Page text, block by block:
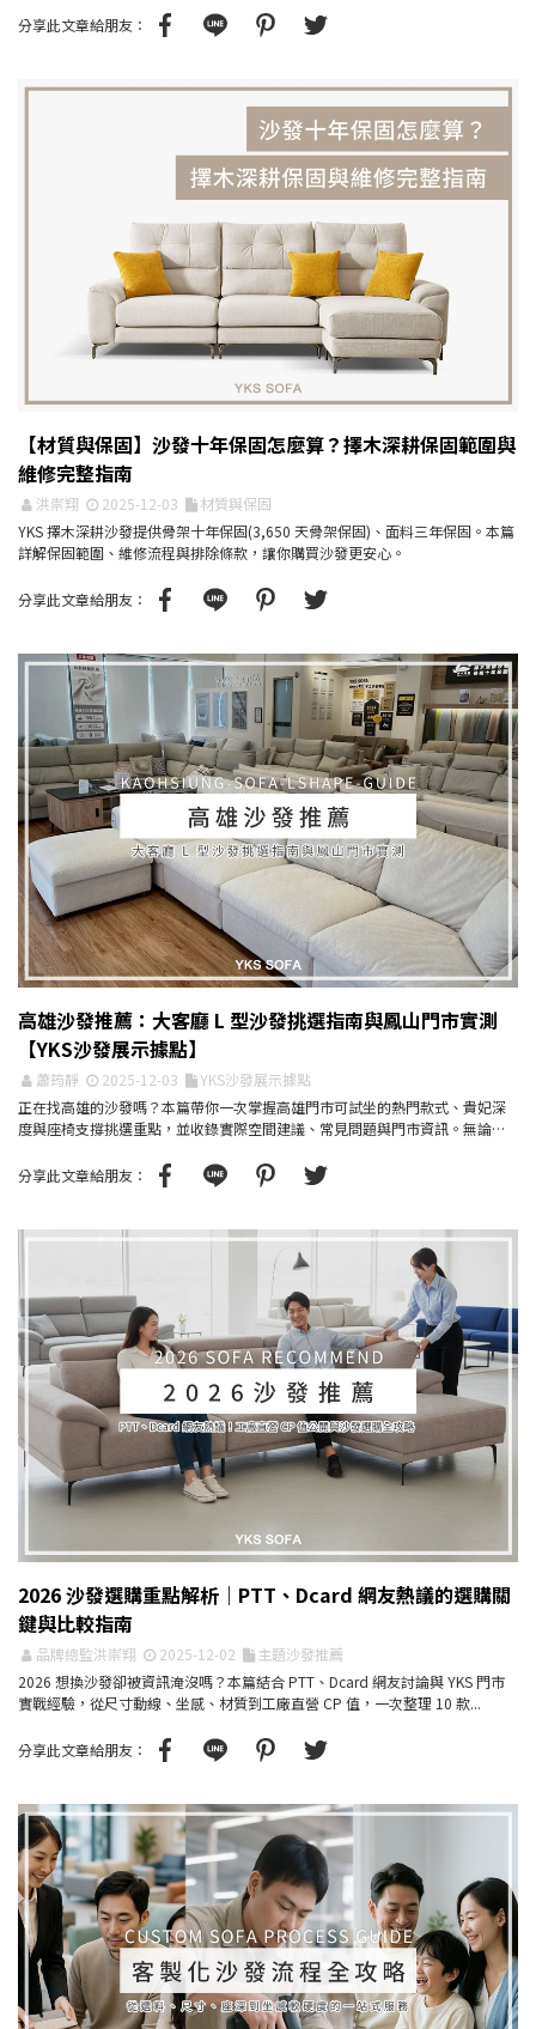
分享此文章給朋友：
【材質與保固】沙發十年保固怎麼算？擇木深耕保固範圍與
維修完整指南
洪崇翔 2025-12-03
材質與保固
YKS 擇木深耕沙發提供骨架十年保固(3,650 天骨架保固)、面料三年保固。本篇
詳解保固範圍、維修流程與排除條款，讓你購買沙發更安心。
分享此文章給朋友：
高雄沙發推薦：大客廳 L 型沙發挑選指南與鳳山門市實測
【YKS沙發展示據點】
蕭筠靜 2025-12-03
YKS沙發展示據點
正在找高雄的沙發嗎？本篇帶你一次掌握高雄門市可試坐的熱門款式、貴妃深
度與座椅支撐挑選重點，並收錄實際空間建議、常見問題與門市資訊。無論
分享此文章給朋友：
2026 沙發選購重點解析｜PTT、Dcard 網友熱議的選購關
鍵與比較指南
品牌總監洪崇翔 2025-12-02
主題沙發推薦
2026 想換沙發卻被資訊淹沒嗎？本篇結合 PTT、Dcard 網友討論與 YKS 門市
實戰經驗，從尺寸動線、坐感、材質到工廠直營 CP 值，一次整理 10 款...
分享此文章給朋友：